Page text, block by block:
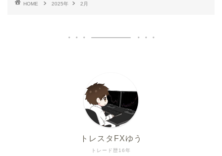
HOME 2025年 2月
トレード歴16年
トレスタFXゆう